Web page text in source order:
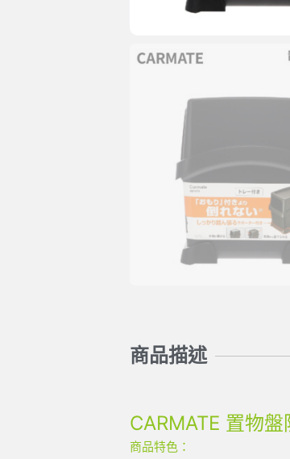
商品描述
CARMATE 置物
商品特色：